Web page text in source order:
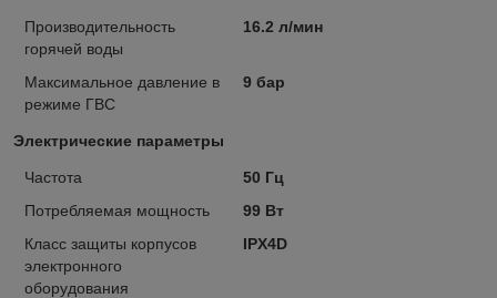
Производительность
горячей воды
16.2 л/мин
Максимальное давление в
режиме ГВС
9 бар
Электрические параметры
Частота
50 Гц
Потребляемая мощность
99 Вт
Класс защиты корпусов
электронного
оборудования
IPX4D